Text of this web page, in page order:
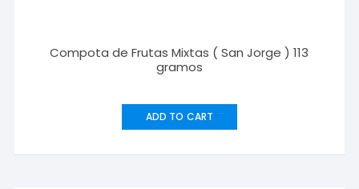
Compota de Frutas Mixtas ( San Jorge ) 113
gramos
ADD TO CART